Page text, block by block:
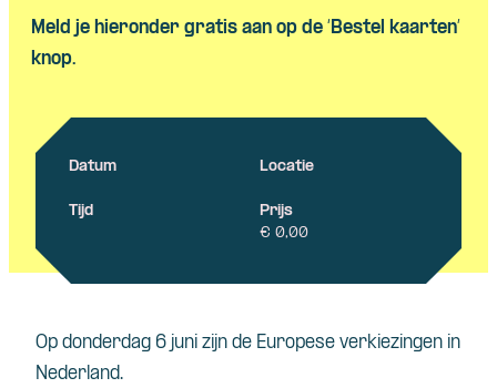
Meld je hieronder gratis aan op de ‘Bestel kaarten’
knop.
Datum Locatie
Tijd
Prijs
€ 0,00
Op donderdag 6 juni zijn de Europese verkiezingen in
Nederland.